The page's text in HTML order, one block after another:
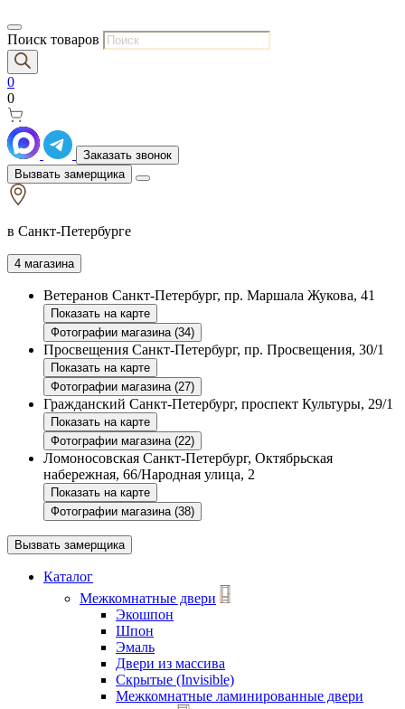
Поиск товаров
0
0
Заказать звонок
Вызвать замерщика
в Санкт-Петербурге
4 магазина
Ветеранов Санкт-Петербург, пр. Маршала Жукова, 41
Показать на карте
Фотографии магазина (34)
Просвещения Санкт-Петербург, пр. Просвещения, 30/1
Показать на карте
Фотографии магазина (27)
Гражданский Санкт-Петербург, проспект Культуры, 29/1
Показать на карте
Фотографии магазина (22)
Ломоносовская Санкт-Петербург, Октябрьская
набережная, 66/Народная улица, 2
Показать на карте
Фотографии магазина (38)
Вызвать замерщика
Каталог
Межкомнатные двери
Экошпон
Шпон
Эмаль
Двери из массива
Скрытые (Invisible)
Межкомнатные ламинированные двери